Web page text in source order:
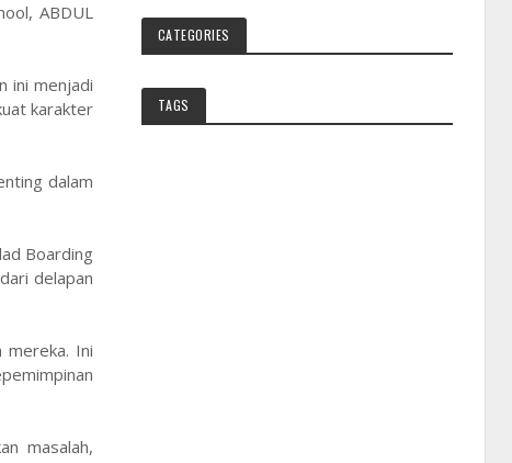
ABDUL
ini menjadi
karakter
dalam
Boarding
delapan
Ini
masalah,
CATEGORIES
TAGS